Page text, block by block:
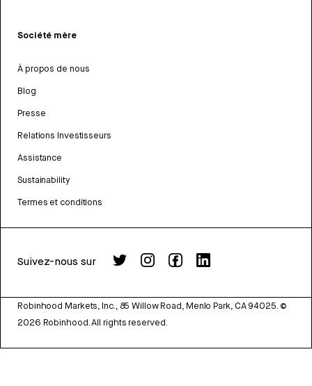
Société mère
À propos de nous
Blog
Presse
Relations Investisseurs
Assistance
Sustainability
Termes et conditions
Suivez-nous sur
Robinhood Markets, Inc., 85 Willow Road, Menlo Park, CA 94025. ©
2026 Robinhood. All rights reserved.